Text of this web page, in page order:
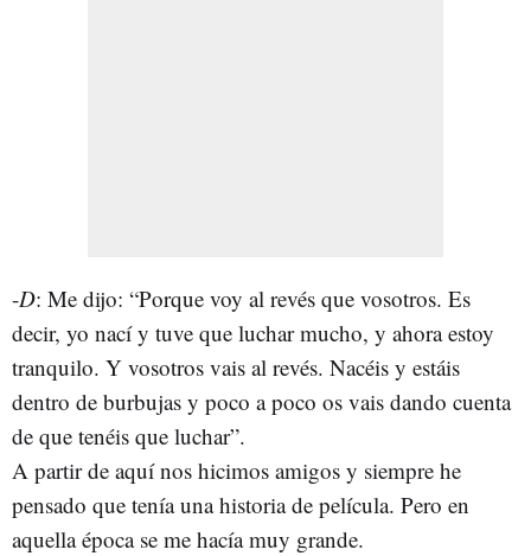
-D: Me dijo: “Porque voy al revés que vosotros. Es
decir, yo nací y tuve que luchar mucho, y ahora estoy
tranquilo. Y vosotros vais al revés. Nacéis y estáis
dentro de burbujas y poco a poco os vais dando cuenta
de que tenéis que luchar”.
A partir de aquí nos hicimos amigos y siempre he
pensado que tenía una historia de película. Pero en
aquella época se me hacía muy grande.